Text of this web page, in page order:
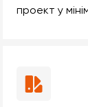
проект у